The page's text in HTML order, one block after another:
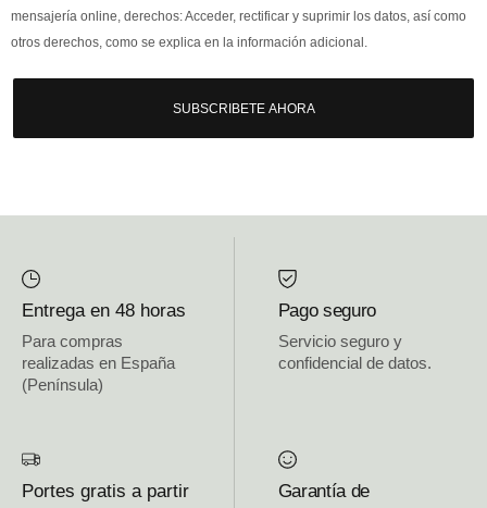
mensajería online, derechos: Acceder, rectificar y suprimir los datos, así como
otros derechos, como se explica en la información adicional.
SUBSCRIBETE AHORA
Entrega en 48 horas
Para compras
realizadas en España
(Península)
Pago seguro
Servicio seguro y
confidencial de datos.
Portes gratis a partir
Garantía de